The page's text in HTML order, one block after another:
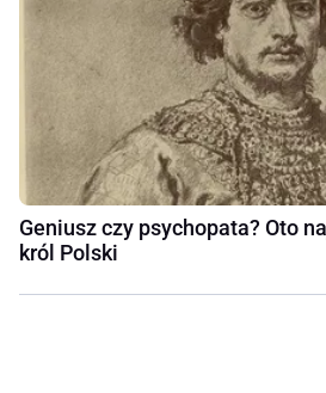
Geniusz czy psychopata? Oto
król Polski